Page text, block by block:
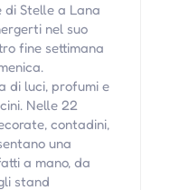
di Stelle a Lana
nel suo
fine settimana
di luci, profumi e
Nelle 22
contadini,
una
a mano, da
stand